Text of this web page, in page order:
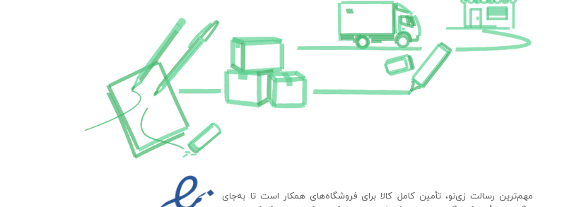
مهم‌ترین رسالت زی‌نو، تأمین کامل کالا برای فروشگاه‌های همکار است تا به‌جای